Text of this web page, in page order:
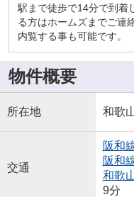
駅まで徒歩で14分で到着
る方はホームズまでご連
内覧する事も可能です。
物件概要
所在地 和歌
交通
阪和
阪和
和歌
9分